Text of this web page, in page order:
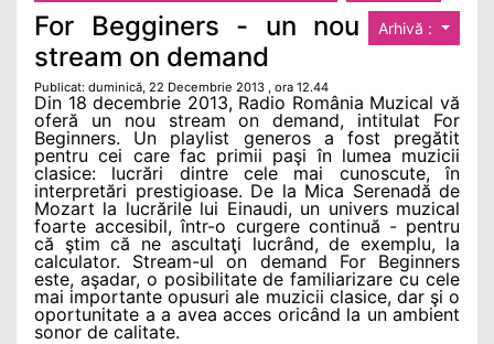
Arhivă :
For Begginers - un nou
stream on demand
Publicat: duminică, 22 Decembrie 2013 , ora 12.44
Din 18 decembrie 2013, Radio România Muzical vă
oferă un nou stream on demand, intitulat For
Beginners. Un playlist generos a fost pregătit
pentru cei care fac primii paşi în lumea muzicii
clasice: lucrări dintre cele mai cunoscute, în
interpretări prestigioase. De la Mica Serenadă de
Mozart la lucrările lui Einaudi, un univers muzical
foarte accesibil, într-o curgere continuă - pentru
că ştim că ne ascultaţi lucrând, de exemplu, la
calculator. Stream-ul on demand For Beginners
este, aşadar, o posibilitate de familiarizare cu cele
mai importante opusuri ale muzicii clasice, dar şi o
oportunitate a a avea acces oricând la un ambient
sonor de calitate.